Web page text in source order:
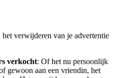
het verwijderen van je advertentie
verkocht: Of het nu persoonlijk
gewoon aan een vriendin, het